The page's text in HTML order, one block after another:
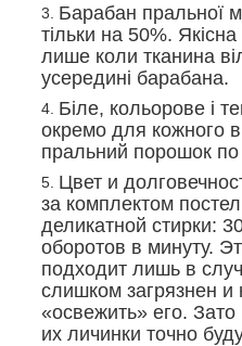
Барабан пральної
тільки на 50%.
лише коли тканина
усередині барабана.
Біле, кольорове і
окремо для кожного
пральний порошок
Цвет и
за комплектом
деликатной стирки:
оборотов в минуту.
подходит лишь в
слишком загрязнен
«освежить» его.
их личинки точно